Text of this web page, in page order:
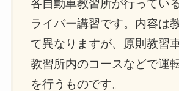
各自動車教習所が行ってい
ライバー講習です。内容は
て異なりますが、原則教習
教習所内のコースなどで運
を行うものです。